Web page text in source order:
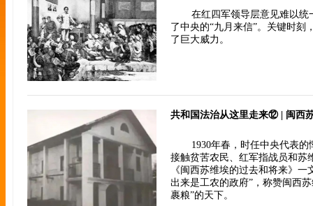
在红四军领导层意见难以
了中央的“九月来信”。关键时刻
了巨大威力。
1930年春，时任中央代表
接触贫苦农民、红军指战员和苏
《闽西苏维埃的过去和将来》
出来是工农的政府”，称赞闽西
裹粮”的天下。